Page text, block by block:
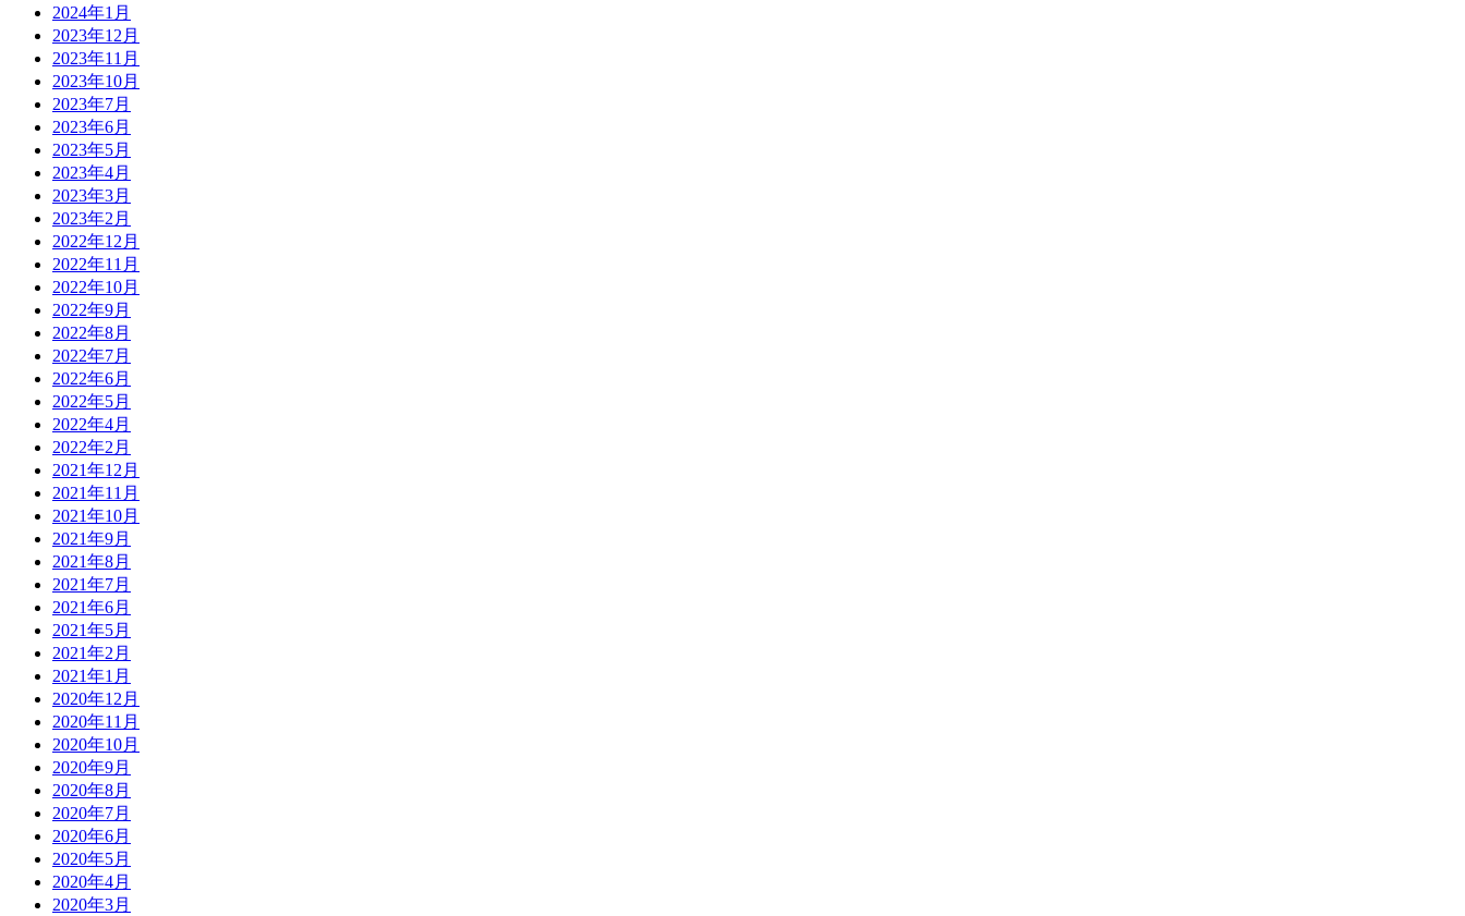
2024年1月
2023年12月
2023年11月
2023年10月
2023年7月
2023年6月
2023年5月
2023年4月
2023年3月
2023年2月
2022年12月
2022年11月
2022年10月
2022年9月
2022年8月
2022年7月
2022年6月
2022年5月
2022年4月
2022年2月
2021年12月
2021年11月
2021年10月
2021年9月
2021年8月
2021年7月
2021年6月
2021年5月
2021年2月
2021年1月
2020年12月
2020年11月
2020年10月
2020年9月
2020年8月
2020年7月
2020年6月
2020年5月
2020年4月
2020年3月